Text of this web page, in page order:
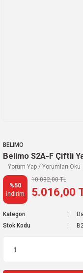
BELIMO
Belimo S2A-F Çiftli
Yorum Yap / Yorumları Oku
%50
indirim
10.032,00 TL
5.016,00
Kategori
Stok Kodu